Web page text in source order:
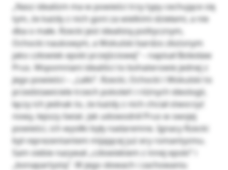
„Nasz idealizm ma w powieści trzy typy cechujące się
tym, że każdy z nich goni za wielkimi dziełami, a nie
dba o małe. Rzecki jest idealistą politycznym,
Ochocki naukowym, a Wokulski bardzo złożonym
jako człowiek epoki przejściowej” – napisał Bolesław
Prus. Wspomniani idealiści to bohaterowie jednej z
jego powieści – „Lalki”. Rzecki, Ochocki i Wokulski to
przedstawiciele trzech pokoleń i różnych ideologii,
łączy ich jednak to, że każdy z nich chciał stworzyć
nowy, lepszy świat. Jak udowodnił Prus w swojej
powieści, ich wysiłki były nadaremne. Ignacy Rzecki
był reprezentantem mijającej już ery romantyzmu.
Sam siebie nazywał „człowiekiem z innej epoki” i
„bonapartystą”. W jego słowach i zachowaniu